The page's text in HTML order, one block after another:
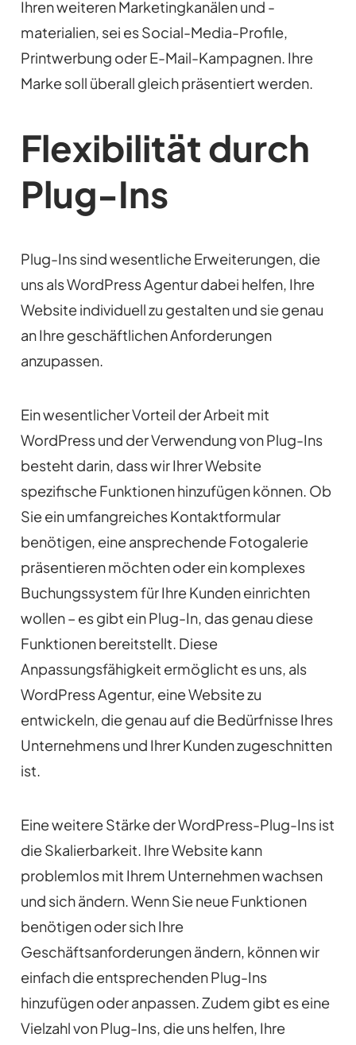
Ihren weiteren Marketingkanälen und -
materialien, sei es Social-Media-Profile,
Printwerbung oder E-Mail-Kampagnen. Ihre
Marke soll überall gleich präsentiert werden.
Flexibilität durch
Plug-Ins
Plug-Ins sind wesentliche Erweiterungen, die
uns als WordPress Agentur dabei helfen, Ihre
Website individuell zu gestalten und sie genau
an Ihre geschäftlichen Anforderungen
anzupassen.
Ein wesentlicher Vorteil der Arbeit mit
WordPress und der Verwendung von Plug-Ins
besteht darin, dass wir Ihrer Website
spezifische Funktionen hinzufügen können. Ob
Sie ein umfangreiches Kontaktformular
benötigen, eine ansprechende Fotogalerie
präsentieren möchten oder ein komplexes
Buchungssystem für Ihre Kunden einrichten
wollen – es gibt ein Plug-In, das genau diese
Funktionen bereitstellt. Diese
Anpassungsfähigkeit ermöglicht es uns, als
WordPress Agentur, eine Website zu
entwickeln, die genau auf die Bedürfnisse Ihres
Unternehmens und Ihrer Kunden zugeschnitten
ist.
Eine weitere Stärke der WordPress-Plug-Ins ist
die Skalierbarkeit. Ihre Website kann
problemlos mit Ihrem Unternehmen wachsen
und sich ändern. Wenn Sie neue Funktionen
benötigen oder sich Ihre
Geschäftsanforderungen ändern, können wir
einfach die entsprechenden Plug-Ins
hinzufügen oder anpassen. Zudem gibt es eine
Vielzahl von Plug-Ins, die uns helfen, Ihre